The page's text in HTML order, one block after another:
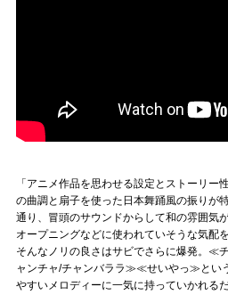
「アニメ作品を思わせる設定とストーリー
の曲調と扇子を使った日本舞踊風の振りが
通り、冒頭のサウンドからして和の雰囲気
オープニングなどに使われていそうな気配
そんなノリの良さはサビでさらに爆発。≪
ャンチャ/チャンバララ≫≪せいやっ≫とい
やすいメロディーに一気に持っていかれる